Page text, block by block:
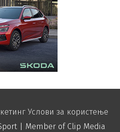
Услови за користење
| Member of Clip Media